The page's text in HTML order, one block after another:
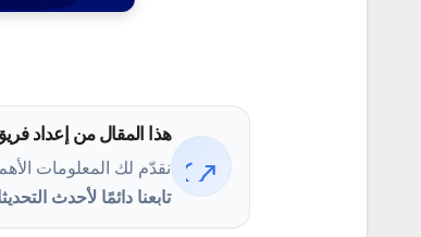
هذا المقال من إعداد
نقدّم لك المعلومات
تابعنا دائمًا لأحدث